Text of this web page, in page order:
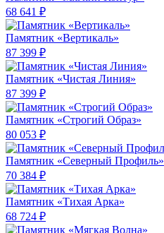
68 641 ₽
Памятник «Вертикаль»
87 399 ₽
Памятник «Чистая Линия»
87 399 ₽
Памятник «Строгий Образ»
80 053 ₽
Памятник «Северный Профиль»
70 384 ₽
Памятник «Тихая Арка»
68 724 ₽